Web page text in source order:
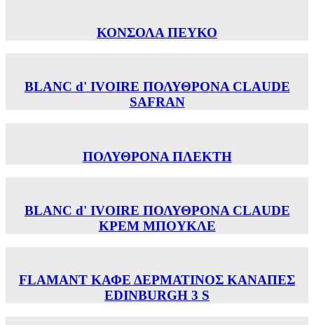
ΚΟΝΣΟΛΑ ΠΕΥΚΟ
BLANC d' IVOIRE ΠΟΛΥΘΡΟΝΑ CLAUDE
SAFRAN
ΠΟΛΥΘΡΟΝΑ ΠΛΕΚΤΗ
BLANC d' IVOIRE ΠΟΛΥΘΡΟΝΑ CLAUDE
ΚΡΕΜ ΜΠΟΥΚΛΕ
FLAMANT ΚΑΦΕ ΔΕΡΜΑΤΙΝΟΣ ΚΑΝΑΠΕΣ
EDINBURGH 3 S